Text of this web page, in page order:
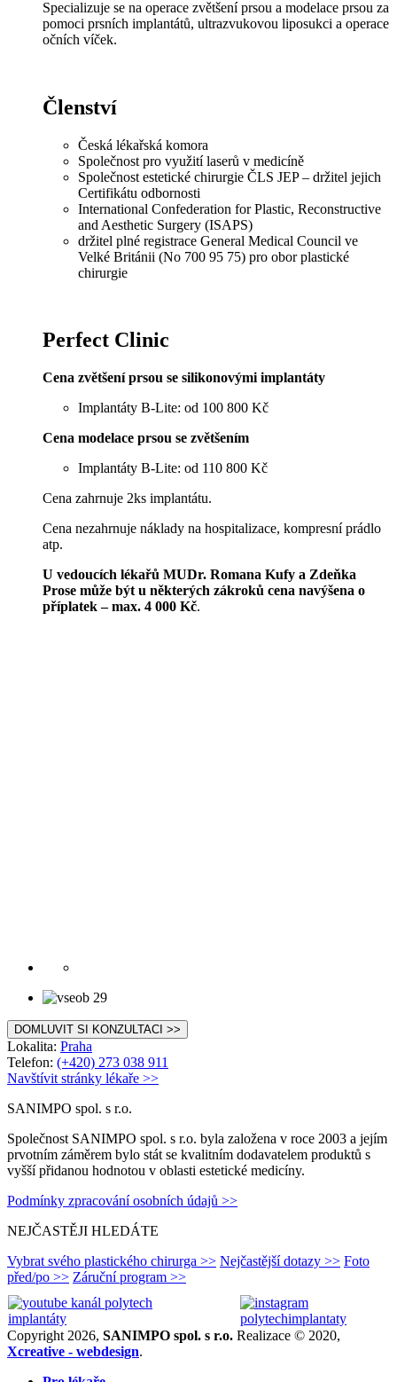
Specializuje se na operace zvětšení prsou a modelace prsou za
pomoci prsních implantátů, ultrazvukovou liposukci a operace
očních víček.
Členství
Česká lékařská komora
Společnost pro využití laserů v medicíně
Společnost estetické chirurgie ČLS JEP – držitel jejich
Certifikátu odbornosti
International Confederation for Plastic, Reconstructive
and Aesthetic Surgery (ISAPS)
držitel plné registrace General Medical Council ve
Velké Británii (No 700 95 75) pro obor plastické
chirurgie
Perfect Clinic
Cena zvětšení prsou se silikonovými implantáty
Implantáty B-Lite: od 100 800 Kč
Cena modelace prsou se zvětšením
Implantáty B-Lite: od 110 800 Kč
Cena zahrnuje 2ks implantátu.
Cena nezahrnuje náklady na hospitalizace, kompresní prádlo
atp.
U vedoucích lékařů MUDr. Romana Kufy a Zdeňka
Prose může být u některých zákroků cena navýšena o
příplatek – max. 4 000 Kč.
DOMLUVIT SI KONZULTACI >>
Lokalita: Praha
Telefon: (+420) 273 038 911
Navštívit stránky lékaře >>
SANIMPO spol. s r.o.
Společnost SANIMPO spol. s r.o. byla založena v roce 2003 a jejím
prvotním záměrem bylo stát se kvalitním dodavatelem produktů s
vyšší přidanou hodnotou v oblasti estetické medicíny.
Podmínky zpracování osobních údajů >>
NEJČASTĚJI HLEDÁTE
Vybrat svého plastického chirurga >> Nejčastější dotazy >> Foto
před/po >> Záruční program >>
Copyright 2026, SANIMPO spol. s r.o. Realizace © 2020,
Xcreative - webdesign.